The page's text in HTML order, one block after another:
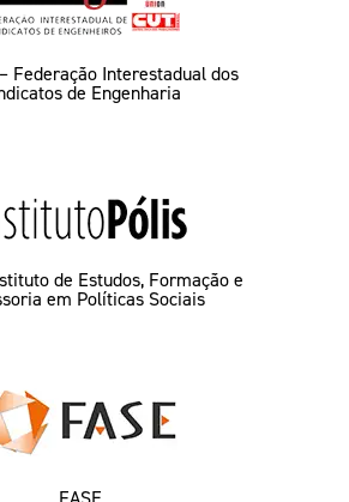
Federação Interestadual dos
de Engenharia
de Estudos, Formação e
em Políticas Sociais